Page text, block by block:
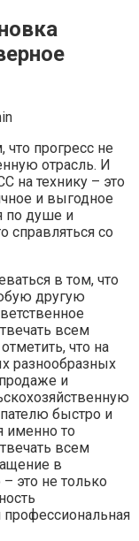
прогресс не
отрасль. И
на технику – это
и выгодное
по душе и
справляться со
в том, что
другую
всем
что на
разнообразных
и
быстро и
именно то
всем
в
это не только